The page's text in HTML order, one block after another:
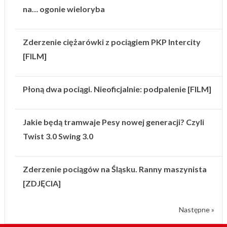
na… ogonie wieloryba
Zderzenie ciężarówki z pociągiem PKP Intercity
[FILM]
Płoną dwa pociągi. Nieoficjalnie: podpalenie [FILM]
Jakie będą tramwaje Pesy nowej generacji? Czyli
Twist 3.0 Swing 3.0
Zderzenie pociągów na Śląsku. Ranny maszynista
[ZDJĘCIA]
Następne »